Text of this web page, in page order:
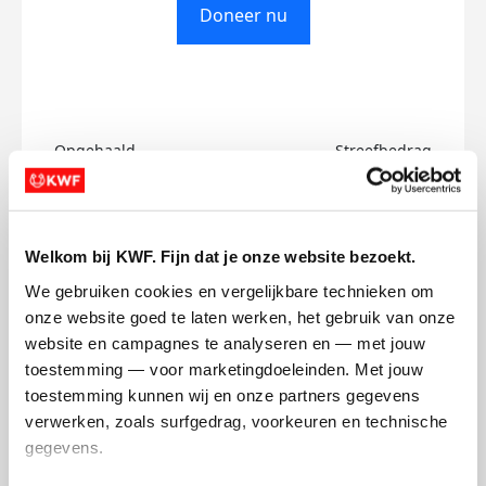
Welkom bij KWF. Fijn dat je onze website bezoekt.
We gebruiken cookies en vergelijkbare technieken om
onze website goed te laten werken, het gebruik van onze
website en campagnes te analyseren en — met jouw
toestemming — voor marketingdoeleinden. Met jouw
toestemming kunnen wij en onze partners gegevens
verwerken, zoals surfgedrag, voorkeuren en technische
gegevens.
Doneer nu
Opgehaald
€0
Streefbedrag
€750
Arinze's badges